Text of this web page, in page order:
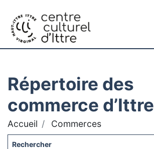
Répertoire des
commerce d’Ittre
Accueil Commerces